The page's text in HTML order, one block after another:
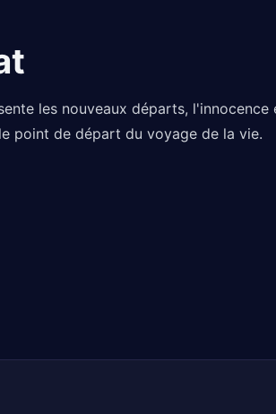
les nouveaux départs,
point de départ du voyage de la vie.